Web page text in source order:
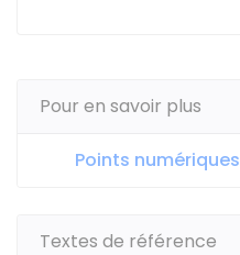
Pour en savoir plus
Points numériques
Textes de référence